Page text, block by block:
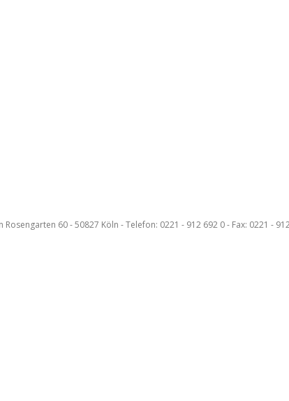
60 - 50827 Köln - Telefon: 0221 - 912 692 0 - Fax: 0221 -